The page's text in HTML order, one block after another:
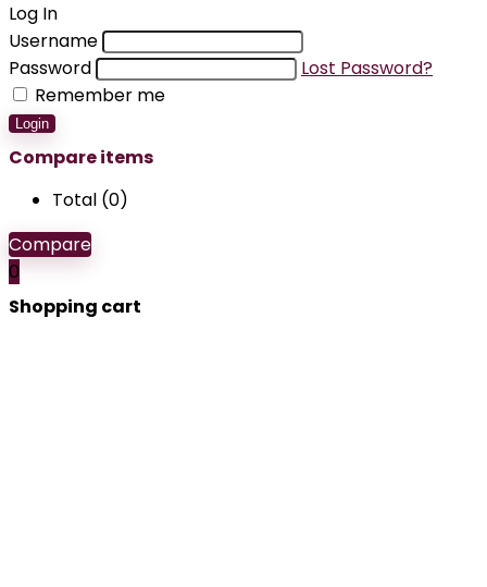
Log In
Username
Password
Lost Password?
Remember me
Login
Compare items
Total (0)
Compare
0
Shopping cart